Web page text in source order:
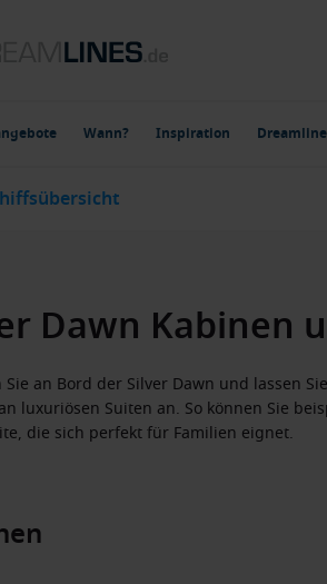
Wann? Inspiration
Dawn Kabinen
Sie an Bord der Silver Dawn und lassen
luxuriösen Suiten an. So können Sie
die sich perfekt für Familien eignet.